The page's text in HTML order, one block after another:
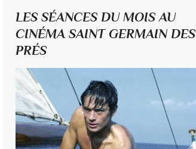
LES SÉANCES DU MOIS AU
CINÉMA SAINT GERMAIN DES
PRÉS